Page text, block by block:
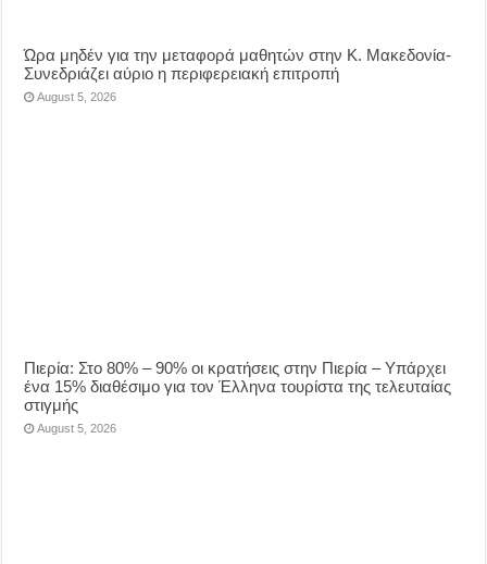
Ώρα μηδέν για την μεταφορά μαθητών στην Κ. Μακεδονία-
Συνεδριάζει αύριο η περιφερειακή επιτροπή
August 5, 2026
Πιερία: Στο 80% – 90% οι κρατήσεις στην Πιερία – Υπάρχει
ένα 15% διαθέσιμο για τον Έλληνα τουρίστα της τελευταίας
στιγμής
August 5, 2026